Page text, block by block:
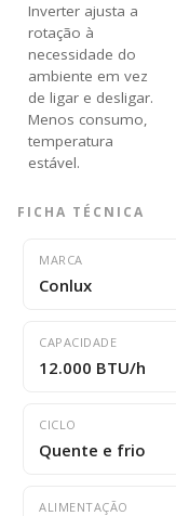
Inverter ajusta a
rotação à
necessidade do
ambiente em vez
de ligar e desligar.
Menos consumo,
temperatura
estável.
FICHA TÉCNICA
MARCA
Conlux
CAPACIDADE
12.000 BTU/h
CICLO
Quente e frio
ALIMENTAÇÃO